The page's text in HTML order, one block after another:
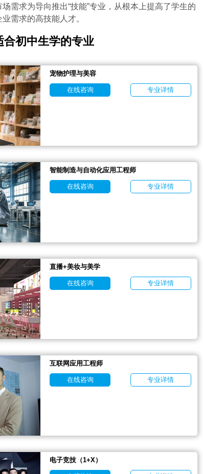
需求为导向推出“技能”专业，从根本上提高了学生的
需求的高技能人才。
合初中生学的专业
宠物护理与美容
在线咨询 专业详情
智能制造与自动化应用工程师
在线咨询 专业详情
直播+美妆与美学
在线咨询 专业详情
互联网应用工程师
在线咨询 专业详情
电子竞技（1+X）